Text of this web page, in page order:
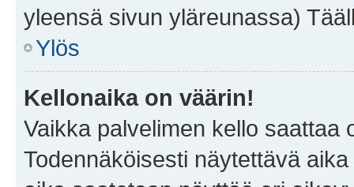
yleensä sivun yläreunassa)
Ylös
Kellonaika on väärin!
Vaikka palvelimen kello saattaa
Todennäköisesti näytettävä